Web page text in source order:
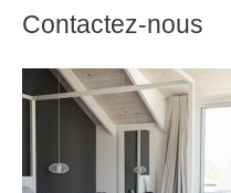
Contactez-nous